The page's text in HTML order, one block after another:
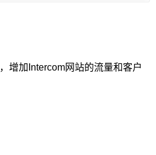
增加Intercom网站的流量和客户